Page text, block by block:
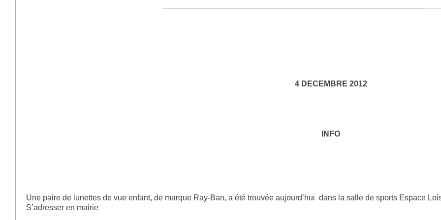
4 DECEMBRE 2012
INFO
Une paire de lunettes de vue enfant, de marque Ray-Ban, a été trouvée aujourd’hui dans la salle de sports Espace
S’adresser en mairie